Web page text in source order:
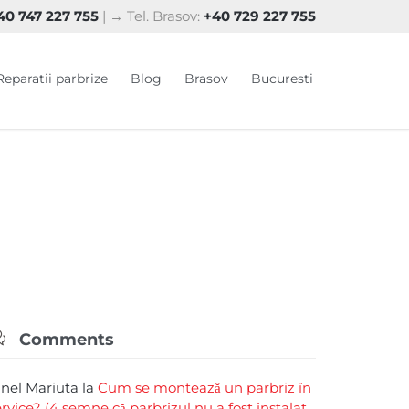
747 227 755 | → Tel. Brasov: +40 729 227 755
parbrize Blog Brasov Bucuresti
Comments
Mariuta la Cum se montează un parbriz în